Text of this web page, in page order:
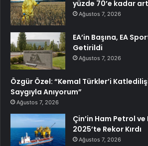
yüzde 70’e kadar
Ağustos 7, 2026
EA’in Başına, EA
Getirildi
Ağustos 7, 2026
Özgür Özel: “Kemal Türkler’i
Saygıyla Anıyorum”
Ağustos 7, 2026
Çin’in Ham Petrol
2025’te Rekor Kırdı
Ağustos 7, 2026